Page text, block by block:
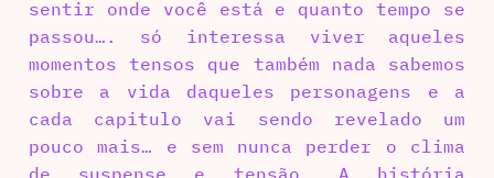
sentir onde você está e quanto tempo se
passou…. só interessa viver aqueles
momentos tensos que também nada sabemos
sobre a vida daqueles personagens e a
cada capitulo vai sendo revelado um
pouco mais… e sem nunca perder o clima